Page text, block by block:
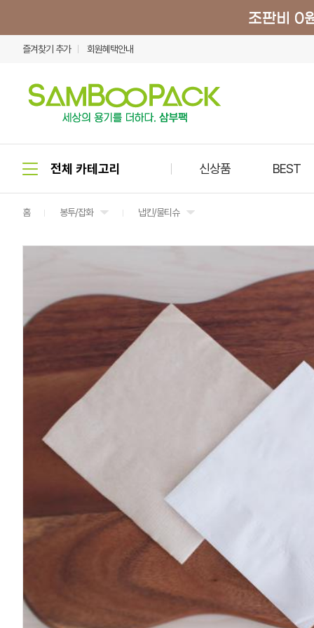
즐겨찾기 추가 회원혜택안내
신상품 BEST
홈 봉투/잡화 냅킨/물티슈